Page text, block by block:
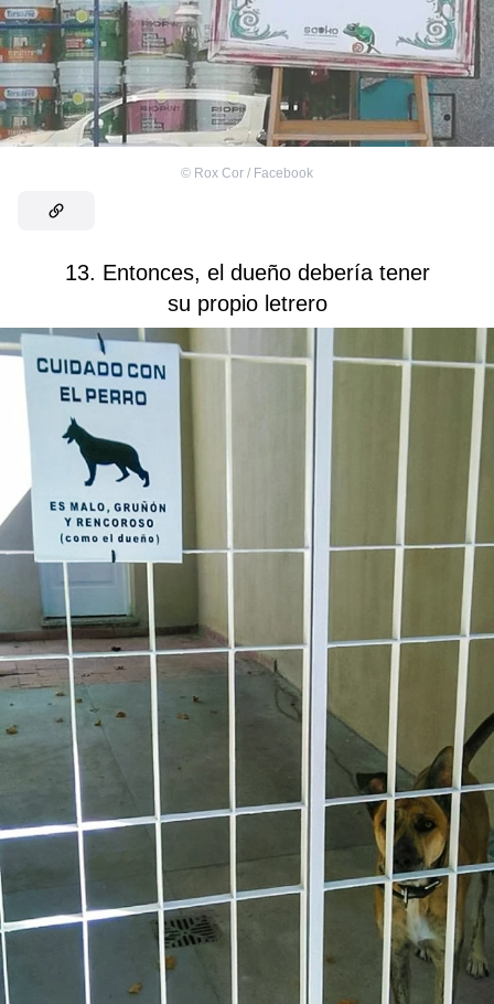
© Rox Cor / Facebook
13. Entonces, el dueño debería tener
su propio letrero